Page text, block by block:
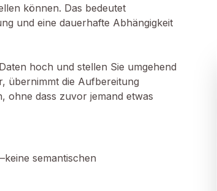
können. Das bedeutet
und eine dauerhafte Abhängigkeit
hoch und stellen Sie umgehend
übernimmt die Aufbereitung
ohne dass zuvor jemand etwas
semantischen